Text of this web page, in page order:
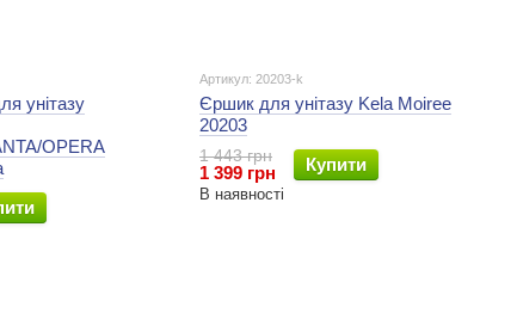
унітазу
OPERA
Артикул: 20203-k
Єршик для унітазу Kela Moiree
20203
1 443 грн
1 399 грн Купити
В наявності